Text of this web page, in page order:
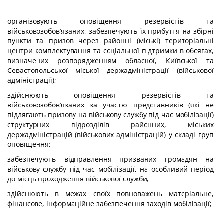
організовують оповіщення резервістів та
військовозобов’язаних, забезпечують їх прибуття на збірні
пункти та призов через районні (міські) територіальні
центри комплектування та соціальної підтримки в обсягах,
визначених розпорядженням обласної, Київської та
Севастопольської міської держадміністрації (військової
адміністрації);
здійснюють оповіщення резервістів та
військовозобов’язаних за участю представників (які не
підлягають призову на військову службу під час мобілізації)
структурних підрозділів районних, міських
держадміністрацій (військових адміністрацій) у складі груп
оповіщення;
забезпечують відправлення призваних громадян на
військову службу під час мобілізації, на особливий період
до місць проходження військової служби;
здійснюють в межах своїх повноважень матеріальне,
фінансове, інформаційне забезпечення заходів мобілізації;